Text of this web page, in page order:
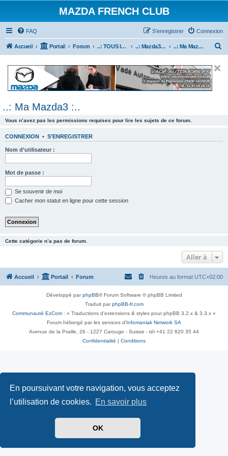
En poursuivant votre navigation, vous acceptez
l’utilisation de cookies. En savoir plus
OK
MAZDA FRENCH CLUB
FAQ Connexion
S’enregistrer
Accueil Portail Forum ..: TOUS les Véhicules MAZDA :.. ..: Mazda3 :.. ..: Ma Mazda3 :..
e
..: Ma Mazda3 :..
Vous n’avez pas les permissions requises pour lire les sujets de ce forum.
CONNEXION • S’ENREGISTRER
Nom d’utilisateur :
Mot de passe :
Se souvenir de moi
Cacher mon statut en ligne pour cette session
Cette catégorie n’a pas de forum.
Aller à
Accueil Portail Forum Heures au format UTC+02:00
Développé parphpBB® Forum Software © phpBB Limited
Traduit parphpBB-fr.com
Communauté EzCom : « Traductions d'extensions & styles pour phpBB 3.2.x & 3.3.x »
Forum hébergé par les services d’ Infomaniak Network SA
Avenue de la Praille, 26 - 1227 Carouge - Suisse - tél +41 22 820 35 44
Confidentialité
Conditions